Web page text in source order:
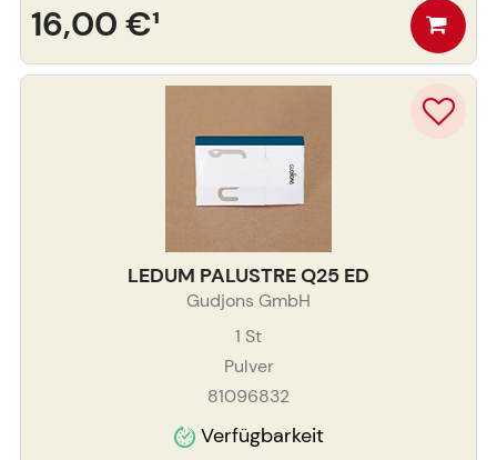
16,00 €¹
LEDUM PALUSTRE Q25 ED
Gudjons GmbH
1 St
Pulver
81096832
Verfügbarkeit